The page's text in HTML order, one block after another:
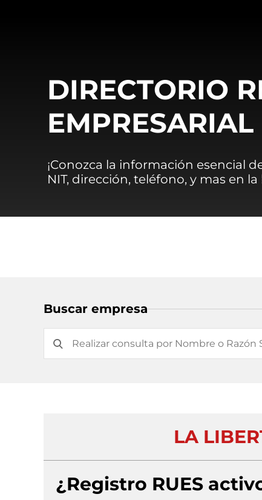
DIRECTORIO
EMPRESARIAL
¡Conozca la información esencial
NIT, dirección, teléfono, y mas en
Buscar empresa
LA
¿Registro RUES